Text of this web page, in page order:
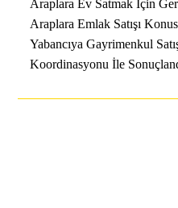
Araplara Ev Satmak İçin
Araplara Emlak Satışı
Yabancıya Gayrimenkul
Koordinasyonu İle